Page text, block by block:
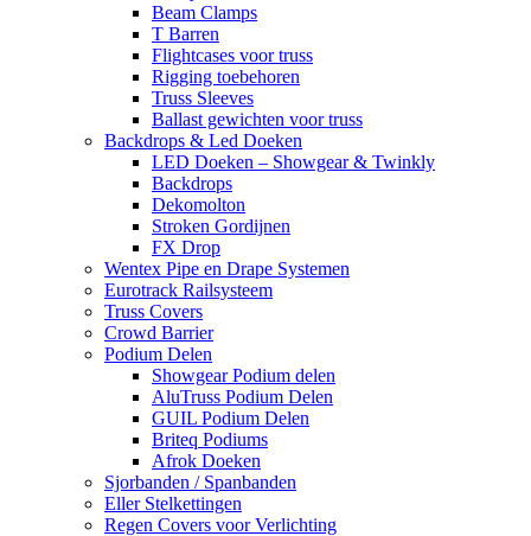
Beam Clamps
T Barren
Flightcases voor truss
Rigging toebehoren
Truss Sleeves
Ballast gewichten voor truss
Backdrops & Led Doeken
LED Doeken – Showgear & Twinkly
Backdrops
Dekomolton
Stroken Gordijnen
FX Drop
Wentex Pipe en Drape Systemen
Eurotrack Railsysteem
Truss Covers
Crowd Barrier
Podium Delen
Showgear Podium delen
AluTruss Podium Delen
GUIL Podium Delen
Briteq Podiums
Afrok Doeken
Sjorbanden / Spanbanden
Eller Stelkettingen
Regen Covers voor Verlichting